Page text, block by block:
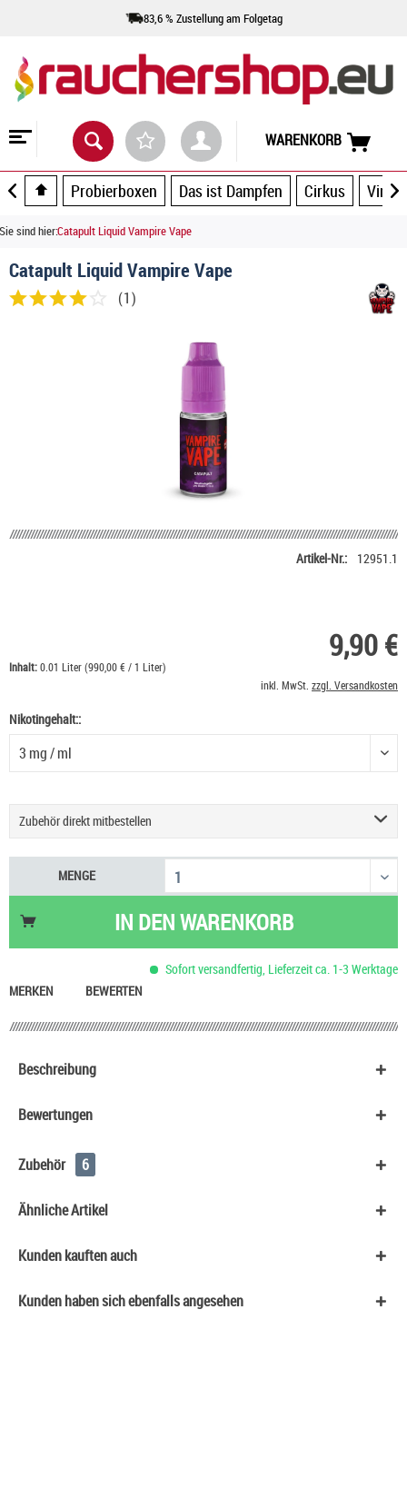
83,6 % Zustellung am Folgetag
WARENKORB
Probierboxen Das ist Dampfen Cirkus
Sie sind hier:Catapult Liquid Vampire Vape
Catapult Liquid Vampire Vape
(1)
Artikel-Nr.: 12951.1
9,90 €
Inhalt:0.01 Liter (990,00 € / 1 Liter)
inkl. MwSt. zzgl. Versandkosten
Nikotingehalt::
Zubehör direkt mitbestellen
Geekvape Sonder Q3 Podsystem E-Zigarette
9,90 €
Einsteigerset Podsystem & Liquid
60,90 €
UWELL Caliburn G5 Pod Kit
59,90 €
MENGE
IN DENWARENKORB
Sofort versandfertig, Lieferzeit ca. 1-3 Werktage
MERKEN
BEWERTEN
Beschreibung
Bewertungen
Zubehör 6
Ähnliche Artikel
Kunden kauften auch
Kunden haben sich ebenfalls angesehen